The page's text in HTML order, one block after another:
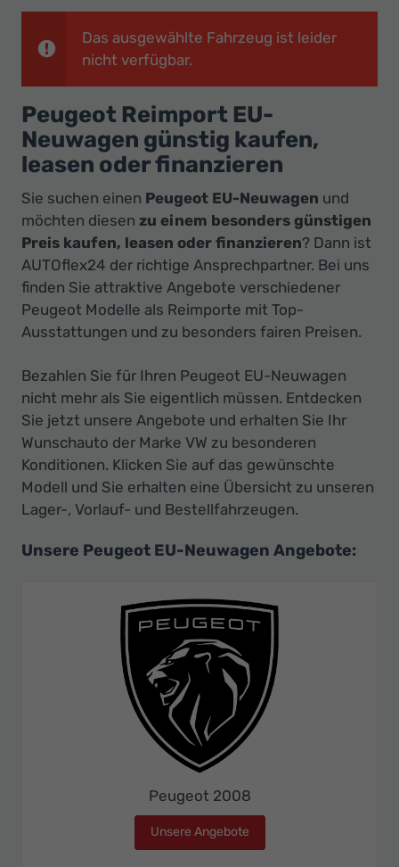
Ihr
Innovatives
Autohaus
Das ausgewählte Fahrzeug ist leider
nicht verfügbar.
Peugeot Reimport EU-
Neuwagen günstig kaufen,
leasen oder finanzieren
Sie suchen einen Peugeot EU-Neuwagen und
möchten diesen zu einem besonders günstigen
Preis kaufen, leasen oder finanzieren? Dann ist
AUTOflex24 der richtige Ansprechpartner. Bei uns
finden Sie attraktive Angebote verschiedener
Peugeot Modelle als Reimporte mit Top-
Ausstattungen und zu besonders fairen Preisen.
Bezahlen Sie für Ihren Peugeot EU-Neuwagen
nicht mehr als Sie eigentlich müssen. Entdecken
Sie jetzt unsere Angebote und erhalten Sie Ihr
Wunschauto der Marke VW zu besonderen
Konditionen. Klicken Sie auf das gewünschte
Modell und Sie erhalten eine Übersicht zu unseren
Lager-, Vorlauf- und Bestellfahrzeugen.
Unsere Peugeot EU-Neuwagen Angebote:
Peugeot 2008
Unsere Angebote